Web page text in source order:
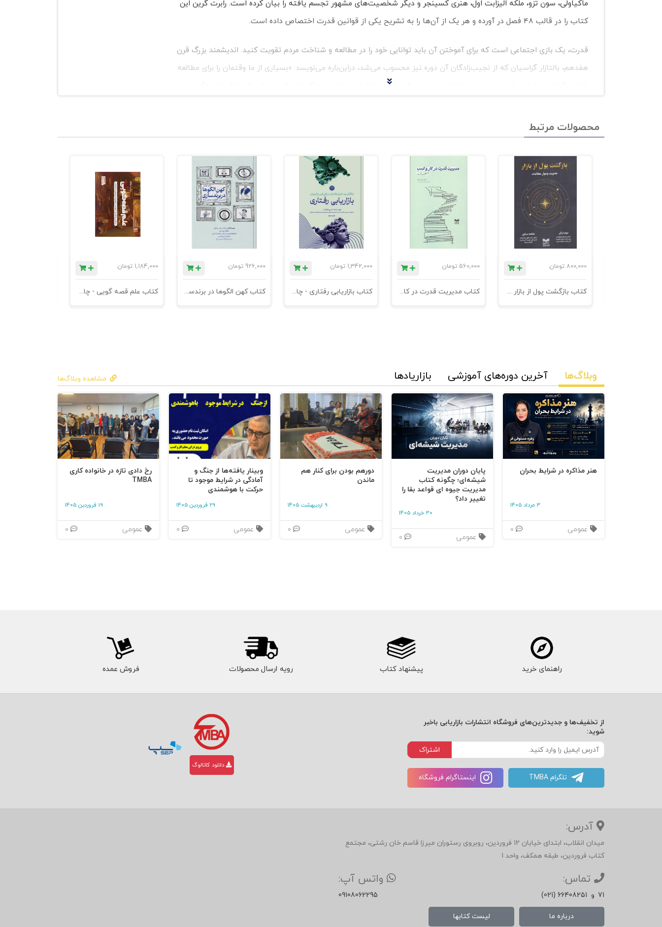
ماکیاولی، سون تزو، ملکه الیزابت اول، هنری کسینجر و دیگر شخصیت‌های مشهور تجسم یافته را بیان کرده است. رابرت گرین این
کتاب را در قالب 48 فصل در آورده و هر یک از آن‌ها را به تشریح یکی از قوانین قدرت اختصاص داده است.
قدرت، یک بازی اجتماعی است که برای آموختن آن باید توانایی خود را در مطالعه و شناخت مردم تقویت کنید. اندیشمند بزرگ قرن
هفدهم، بالتازار گراسیان که از نجیب‌زادگان آن دوره نیز محسوب می‌شد، دراین‌باره می‌نویسد: «بسیاری از ما وقتمان را برای مطالعه
خواص گیاهان دارویی یا خصوصیات حیوانات سپری می‌کنیم. آیا مطالعه و شناخت ویژگی‌های انسان‌هایی که با آن‌ها زندگی
انگیزه‌ها را تشخیص دهید و در پسِ غبار مه‌آلودی که افراد، اطراف کارهایشان ایجاد کرده‌اند، خود واقعی‌شان را ببینید. از نظر رابرت
گرین در کتاب 48 قانون قدرت، بهترین دانشی که می‌توانید برای دستیابی به قدرت داشته باشید، شناخت انگیزه‌های پنهان افراد
است. زیرا این شناخت، فرصت‌های خوبی برای فریب و اعمال نفوذ ایجاد می‌کند.
محصولات مرتبط
800,000 تومان
کتاب بازگشت پول از بازار مدیریت وصول مطالبات
560,000 تومان
کتاب مدیریت قدرت در کاروکسب
1,342,000 تومان
کتاب بازاریابی رفتاری - چاپ سوم
926,000 تومان
کتاب کهن الگوها در برندسازی - ابزاری برای خلاقها و استراتژیست ها
1,184,000 تومان
کتاب علم قصه گویی - چاپ سوم
وبلاگ‌ها مشاهده وبلاگ‌ها آخرین دوره‌های آموزشی بازاریادها
هنر مذاکره در شرایط بحران
3 مرداد 1405
عمومی
پایان دوران مدیریت
شیشه‌ای؛ چگونه کتاب
مدیریت جیوه‌ ای قواعد بقا را
تغییر داد؟
30 خرداد 1405
عمومی
دورهم بودن برای کنار هم
ماندن
9 اردیبهشت 1405
عمومی
وبینار یافته‌ها از جنگ و
آمادگی در شرایط موجود تا
حرکت با هوشمندی
29 فروردین 1405
عمومی
رخ دادی تازه در خانواده کاری
TMBA
19 فروردین 1405
عمومی
راهنمای خرید پیشنهاد کتاب رویه ارسال محصولات فروش عمده
از تخفیف‌ها و جدیدترین‌های فروشگاه انتشارات بازاریابی باخبر
شوید:
اشتراک
تلگرام TMBA اینستاگرام فروشگاه
دانلود کاتالوگ
آدرس:
میدان انقلاب، ابتدای خیابان 12 فروردین، روبروی رستوران میرزا قاسم خان رشتی، مجتمع
کتاب فروردین، طبقه همکف، واحد 1
تماس:
(021) 66408251 و 71
واتس آپ:
09108062295
درباره ما لیست کتابها